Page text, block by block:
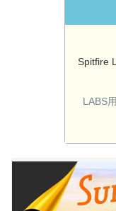
Spitfire
LABS